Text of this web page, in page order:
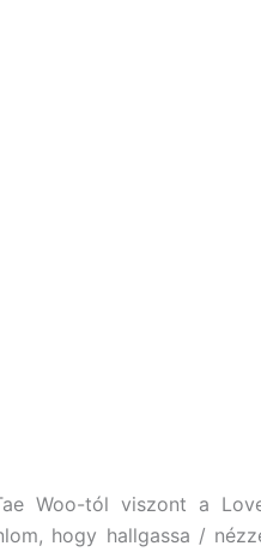
Woo-tól viszont a
hogy hallgassa /